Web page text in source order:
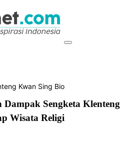
Kwan Sing Bio
Sengketa Klenteng
Wisata Religi